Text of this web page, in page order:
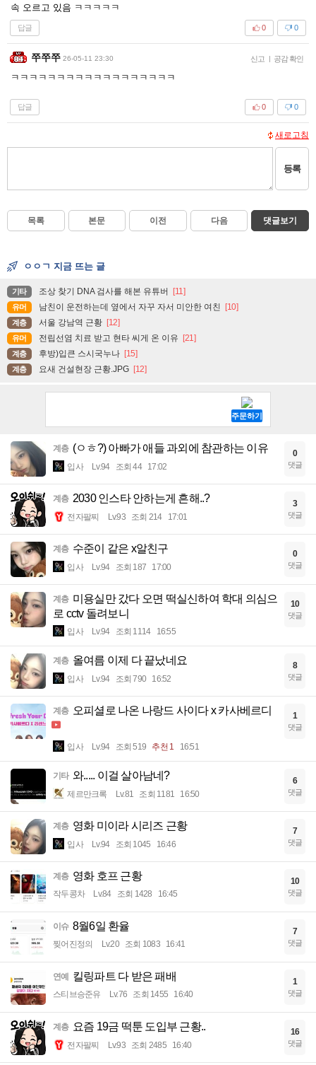
속 오르고 있음 ㅋㅋㅋㅋㅋ
답글 0
0
쭈쭈쭈 26-05-11 23:30 신고 | 공감 확인
ㅋㅋㅋㅋㅋㅋㅋㅋㅋㅋㅋㅋㅋㅋㅋㅋㅋㅋ
답글 0
0
새로고침
등록
목록 본문 이전 다음 댓글보기
ㅇㅇㄱ 지금 뜨는 글
기타 조상 찾기 DNA 검사를 해본 유튜버 [11]
유머 남친이 운전하는데 옆에서 자꾸 자서 미안한 여친 [10]
계층 서울 강남역 근황 [12]
유머 전립선염 치료 받고 현타 씨게 온 이유 [21]
계층 후방)입큰 스시국누나 [15]
계층 요새 건설현장 근황.JPG [12]
계층 (ㅇㅎ?) 아빠가 애들 과외에 참관하는 이유
입사 Lv.94 조회 44 17:02
0
댓글
계층 2030 인스타 안하는게 흔해..?
전자팔찌 Lv.93 조회 214 17:01
3
댓글
계층 수준이 같은 x알친구
입사 Lv.94 조회 187 17:00
0
댓글
계층 미용실만 갔다 오면 떡실신하여 학대 의심으
로 cctv 돌려보니
입사 Lv.94 조회 1114 16:55
10
댓글
계층 올여름 이제 다 끝났네요
입사 Lv.94 조회 790 16:52
8
댓글
계층 오피셜로 나온 나랑드 사이다 x 카사베르디
입사 Lv.94 조회 519 추천 1 16:51
1
댓글
기타 와..... 이걸 살아남네?
제르만크록 Lv.81 조회 1181 16:50
6
댓글
계층 영화 미이라 시리즈 근황
입사 Lv.94 조회 1045 16:46
7
댓글
계층 영화 호프 근황
작두콩차 Lv.84 조회 1428 16:45
10
댓글
이슈 8월6일 환율
찢어진정의 Lv.20 조회 1083 16:41
7
댓글
연예 킬링파트 다 받은 패배
스티브승준유 Lv.76 조회 1455 16:40
1
댓글
계층 요즘 19금 떡툰 도입부 근황..
전자팔찌 Lv.93 조회 2485 16:40
16
댓글